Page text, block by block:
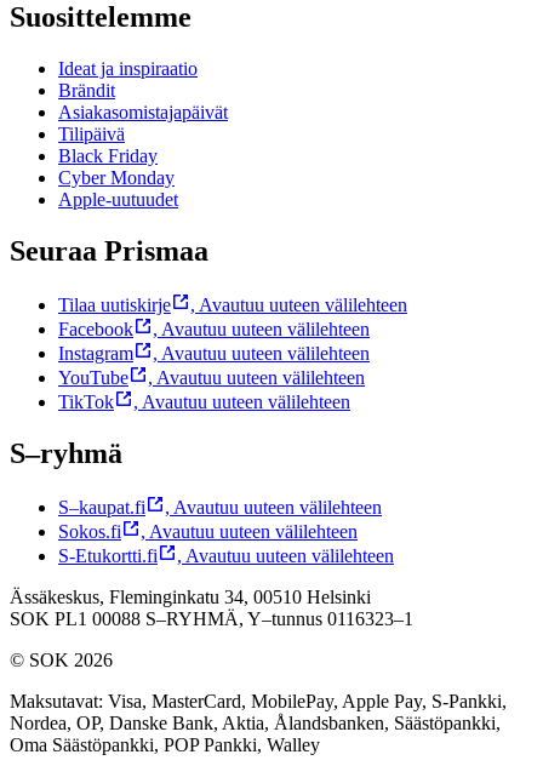
Suosittelemme
Ideat ja inspiraatio
Brändit
Asiakasomistajapäivät
Tilipäivä
Black Friday
Cyber Monday
Apple-uutuudet
Seuraa Prismaa
Tilaa uutiskirje , Avautuu uuteen välilehteen
Facebook
, Avautuu uuteen välilehteen
Instagram
, Avautuu uuteen välilehteen
YouTube
, Avautuu uuteen välilehteen
TikTok
, Avautuu uuteen välilehteen
S–ryhmä
S–kaupat.fi , Avautuu uuteen välilehteen
Sokos.fi
, Avautuu uuteen välilehteen
S-Etukortti.fi
, Avautuu uuteen välilehteen
Ässäkeskus, Fleminginkatu 34, 00510 Helsinki
SOK PL1 00088 S–RYHMÄ, Y–tunnus 0116323–1
© SOK 2026
Maksutavat: Visa, MasterCard, MobilePay, Apple Pay, S-Pankki,
Nordea, OP, Danske Bank, Aktia, Ålandsbanken, Säästöpankki,
Oma Säästöpankki, POP Pankki, Walley